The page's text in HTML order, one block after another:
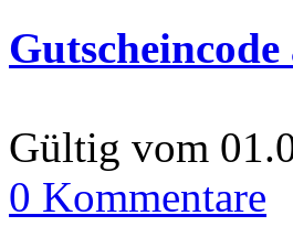
Gültig vom
0 Kommentare